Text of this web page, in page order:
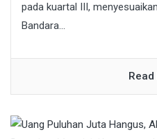
pada kuartal III,
Bandara...